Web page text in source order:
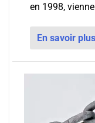
en 1998,
En savoir plus